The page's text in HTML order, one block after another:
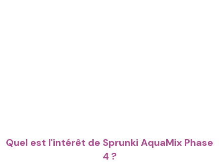
Quel est l'intérêt de Sprunki AquaMix Phase
4 ?